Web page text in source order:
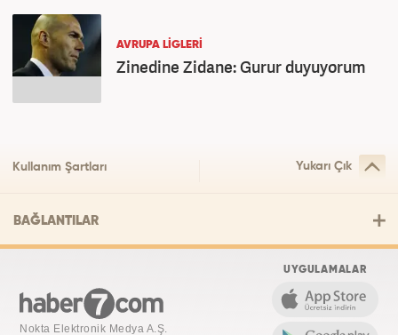
AVRUPA LİGLERİ
Zinedine Zidane: Gurur duyuyorum
Kullanım Şartları Yukarı Çık
BAĞLANTILAR
Nokta Elektronik Medya A.Ş.
UYGULAMALAR